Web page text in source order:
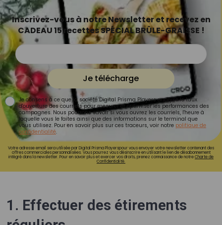
Inscrivez-vous à notre Newsletter et recevez en
CADEAU 15 recettes SPÉCIAL BRÛLE-GRAISSE !
Je télécharge
Je consens à ce que la société Digital Prisma Players analyse le taux
d'ouverture des courriels pour mesurer et optimiser les performances des
campagnes. Nous pourrons savoir si vous ouvrez les courriels, l'heure à
laquelle vous le faites ainsi que des informations sur le terminal que
vous utilisez. Pour en savoir plus sur ces traceurs, voir notre politique de
confidentialité.
Votre adresse email sera utilisée par Digital Prisma Playerspour vous envoyer votre newsletter contenant des
offres commerciales personnalisées. Vous pourrez vous désinscrire en utilisant le lien de désabonnement
intégré dans la newsletter. Pour en savoir plus et exercer vos droits, prenez connaissance de notreCharte de
Confidentialité.
1. Effectuer des étirements